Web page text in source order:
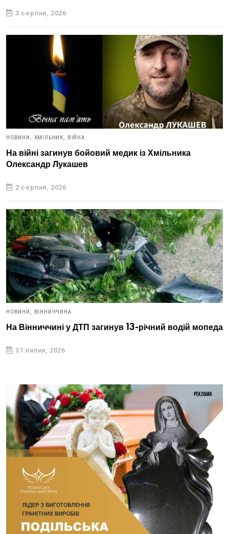
3 серпня, 2026
НОВИНИ, ХМІЛЬНИК, ВІЙНА
На війні загинув бойовий медик із Хмільника
Олександр Лукашев
2 серпня, 2026
НОВИНИ, ВІННИЧЧИНА
На Вінниччині у ДТП загинув 13-річний водій мопеда
31 липня, 2026